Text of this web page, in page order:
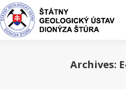
Archives: